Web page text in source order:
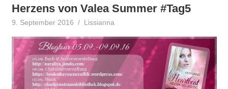
Herzens von Valea Summer #Tag5
9. September 2016 Lissianna